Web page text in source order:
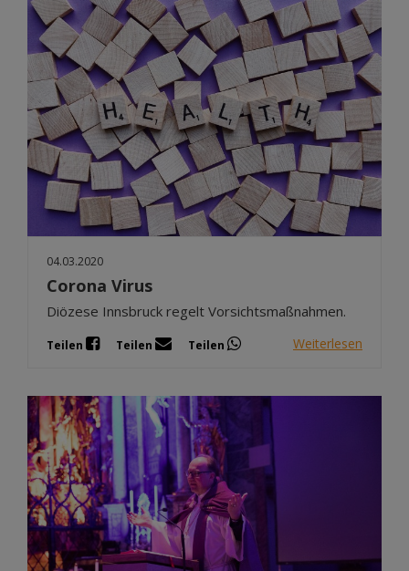
04.03.2020
Corona Virus
Diözese Innsbruck regelt Vorsichtsmaßnahmen.
Teilen Teilen Teilen Weiterlesen